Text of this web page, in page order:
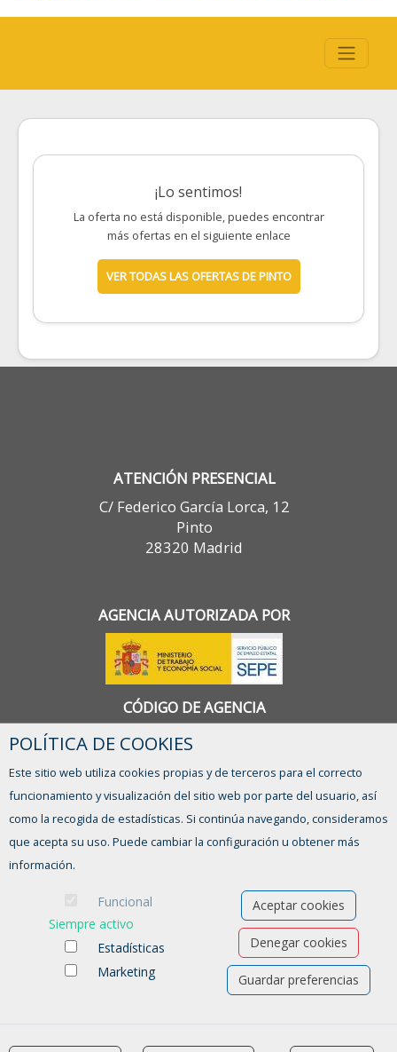
¡Lo sentimos!
La oferta no está disponible, puedes encontrar
más ofertas en el siguiente enlace
VER TODAS LAS OFERTAS DE PINTO
ATENCIÓN PRESENCIAL
C/ Federico García Lorca, 12
Pinto
28320 Madrid
AGENCIA AUTORIZADA POR
CÓDIGO DE AGENCIA
1300000090
CONTACTO
agenciacolocacion@ayto-pinto.es
912 483 800 ext. 3441, 3421
FORMULARIO DE CONTACTO
POLÍTICA DE COOKIES
Este sitio web utiliza cookies propias y de terceros para el correcto
funcionamiento y visualización del sitio web por parte del usuario, así
como la recogida de estadísticas. Si continúa navegando, consideramos
que acepta su uso. Puede cambiar la configuración u obtener más
información.
Funcional
Siempre activo
Estadísticas
Marketing
Aceptar cookies
Denegar cookies
Guardar preferencias